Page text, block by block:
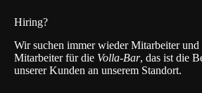
Hiring?
Wir suchen immer wieder Mitarbeiter und
Mitarbeiter für die Volla-Bar, das ist die
unserer Kunden an unserem Standort.